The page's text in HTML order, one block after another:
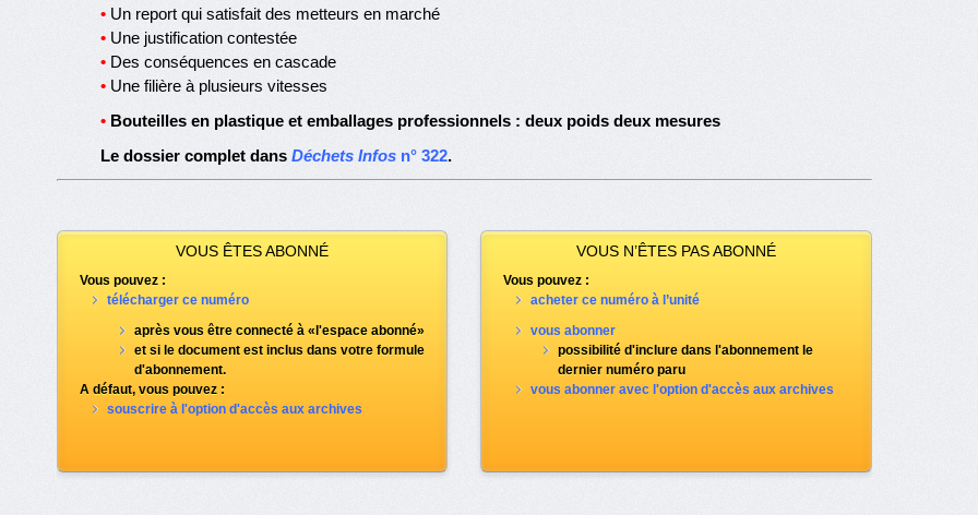
•Un report qui satisfait des metteurs en marché
•Une justification contestée
•Des conséquences en cascade
•Une filière à plusieurs vitesses
• Bouteilles en plastique et emballages professionnels : deux poids deux mesures
Le dossier complet dans Déchets Infosn° 322.
VOUS ÊTES ABONNÉ
Vous pouvez :
télécharger ce numéro
après vous être connecté à «l'espace abonné»
et si le document est inclus dans votre formule
d'abonnement.
A défaut, vous pouvez :
souscrire à l'option d'accès aux archives
VOUS N’ÊTES PAS ABONNÉ
Vous pouvez :
acheter ce numéro à l’unité
vous abonner
possibilité d'inclure dans l'abonnement le
dernier numéro paru
vous abonner avec l'option d'accès aux archives